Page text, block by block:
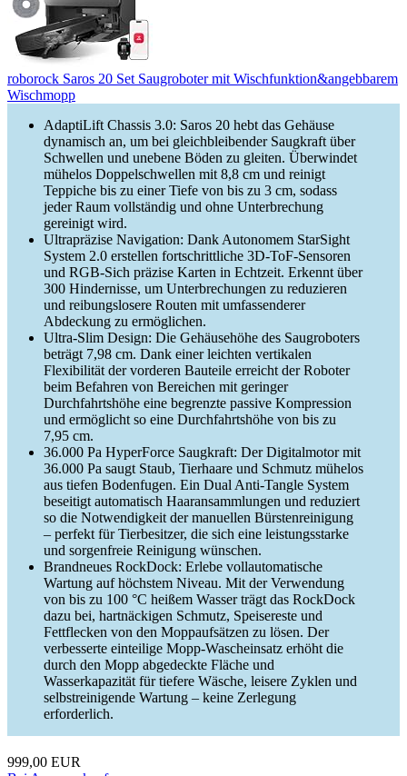
roborock Saros 20 Set Saugroboter mit Wischfunktion&angebbarem
Wischmopp
AdaptiLift Chassis 3.0: Saros 20 hebt das Gehäuse
dynamisch an, um bei gleichbleibender Saugkraft über
Schwellen und unebene Böden zu gleiten. Überwindet
mühelos Doppelschwellen mit 8,8 cm und reinigt
Teppiche bis zu einer Tiefe von bis zu 3 cm, sodass
jeder Raum vollständig und ohne Unterbrechung
gereinigt wird.
Ultrapräzise Navigation: Dank Autonomem StarSight
System 2.0 erstellen fortschrittliche 3D-ToF-Sensoren
und RGB-Sich präzise Karten in Echtzeit. Erkennt über
300 Hindernisse, um Unterbrechungen zu reduzieren
und reibungslosere Routen mit umfassenderer
Abdeckung zu ermöglichen.
Ultra-Slim Design: Die Gehäusehöhe des Saugroboters
beträgt 7,98 cm. Dank einer leichten vertikalen
Flexibilität der vorderen Bauteile erreicht der Roboter
beim Befahren von Bereichen mit geringer
Durchfahrtshöhe eine begrenzte passive Kompression
und ermöglicht so eine Durchfahrtshöhe von bis zu
7,95 cm.
36.000 Pa HyperForce Saugkraft: Der Digitalmotor mit
36.000 Pa saugt Staub, Tierhaare und Schmutz mühelos
aus tiefen Bodenfugen. Ein Dual Anti-Tangle System
beseitigt automatisch Haaransammlungen und reduziert
so die Notwendigkeit der manuellen Bürstenreinigung
– perfekt für Tierbesitzer, die sich eine leistungsstarke
und sorgenfreie Reinigung wünschen.
Brandneues RockDock: Erlebe vollautomatische
Wartung auf höchstem Niveau. Mit der Verwendung
von bis zu 100 °C heißem Wasser trägt das RockDock
dazu bei, hartnäckigen Schmutz, Speisereste und
Fettflecken von den Moppaufsätzen zu lösen. Der
verbesserte einteilige Mopp-Wascheinsatz erhöht die
durch den Mopp abgedeckte Fläche und
Wasserkapazität für tiefere Wäsche, leisere Zyklen und
selbstreinigende Wartung – keine Zerlegung
erforderlich.
999,00 EUR